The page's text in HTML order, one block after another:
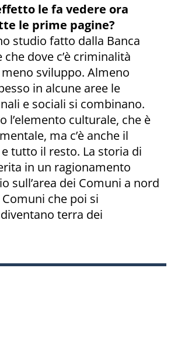
le fa vedere ora
le prime pagine?
studio fatto dalla Banca
che dove c’è criminalità
meno sviluppo. Almeno
in alcune aree le
e sociali si combinano.
l’elemento culturale, che è
ma c’è anche il
tutto il resto. La storia di
in un ragionamento
sull’area dei Comuni a nord
che poi si
terra dei